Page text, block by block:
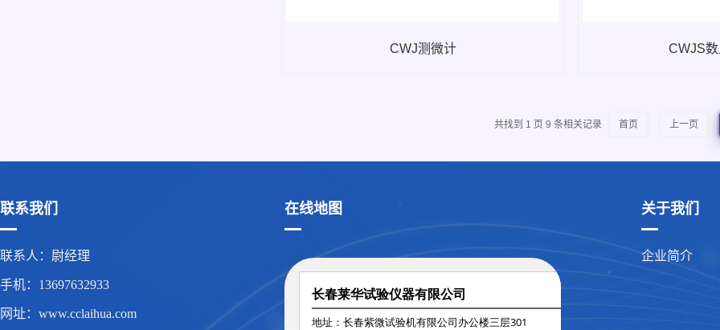
CWJ测微计 CWJS
共找到 1 页 9 条相关记录 首页 上一页
联系我们
联系人：尉经理
手机：13697632933
网址：www.cclaihua.com
在线地图 关于我们
企业简介